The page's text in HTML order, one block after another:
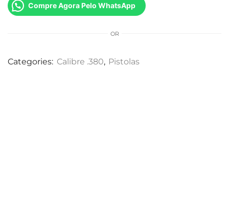
Compre Agora Pelo WhatsApp
OR
Categories: Calibre .380, Pistolas